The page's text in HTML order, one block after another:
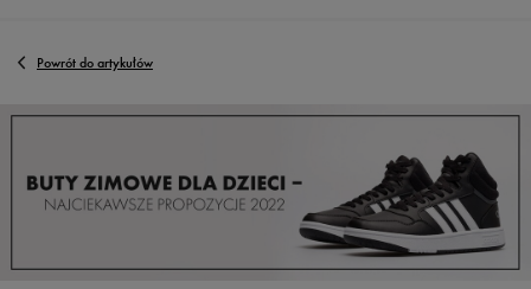
Powrót do artykułów